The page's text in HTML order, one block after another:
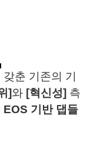
춘 기존의 기
]와 [혁신성] 측
EOS 기반 댑들